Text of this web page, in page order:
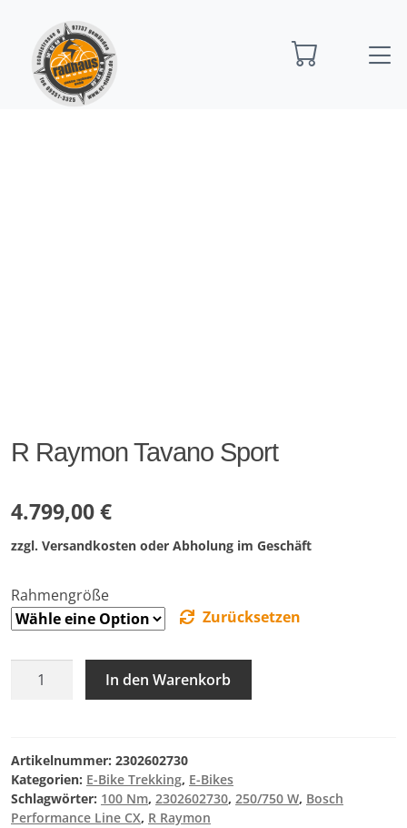
Startseite
Tavano Sport
R Raymon Tavano Sport
4.799,00€
zzgl. Versandkosten oder Abholung im Geschäft
Rahmengröße
Zurücksetzen
Raymon
Menge
In den Warenkorb
Artikelnummer: 2302602730
Kategorien: E-Bike Trekking, E-Bikes
Schlagwörter: 100 Nm, 2302602730, 250/750 W, Bosch
Performance Line CX, R Raymon